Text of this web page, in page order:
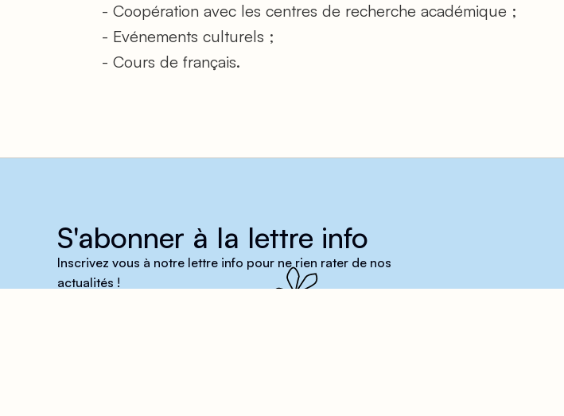
- Coopération avec les centres de recherche académique ;
- Evénements culturels ;
- Cours de français.
S'abonner à la lettre info
Inscrivez vous à notre lettre info pour ne rien rater de nos
actualités !